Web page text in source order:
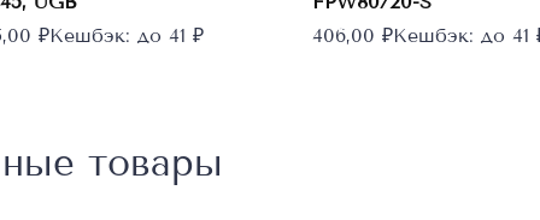
₽Кешбэк: до 41 ₽
406,00 ₽Кешбэк: до 41
товары